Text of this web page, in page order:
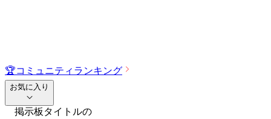
🏆コミュニティランキング
お気に入り
掲示板タイトルの